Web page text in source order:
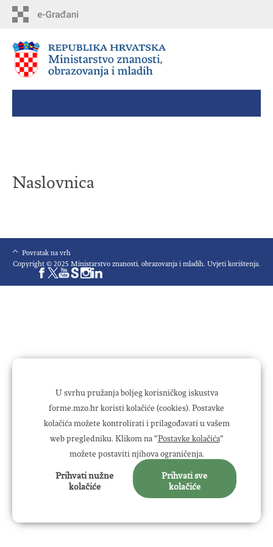
Skip
content
Naslovnica
Povratak na vrh
Copyright © 2025 Ministarstvo znanosti, obrazovanja i mladih. Uvjeti korištenja
U svrhu pružanja boljeg korisničkog iskustva
forme.mzo.hr koristi kolačiće (cookies). Postavke
kolačića možete kontrolirati i prilagođavati u vašem
web pregledniku. Klikom na "Postavke kolačića"
možete postaviti njihova ograničenja.
Prihvati nužne
kolačiće
Prihvati sve
kolačiće